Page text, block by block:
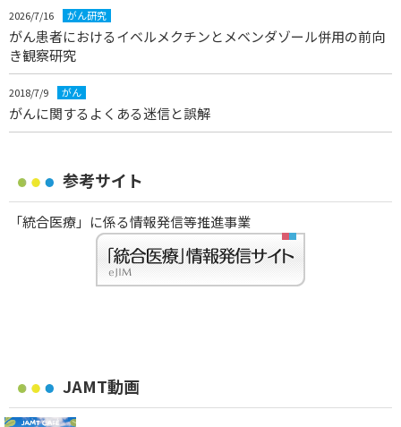
2026/7/16 がん研究
がん患者におけるイベルメクチンとメベンダゾール併用の前向
き観察研究
2018/7/9 がん
がんに関するよくある迷信と誤解
参考サイト
「統合医療」に係る情報発信等推進事業
JAMT動画